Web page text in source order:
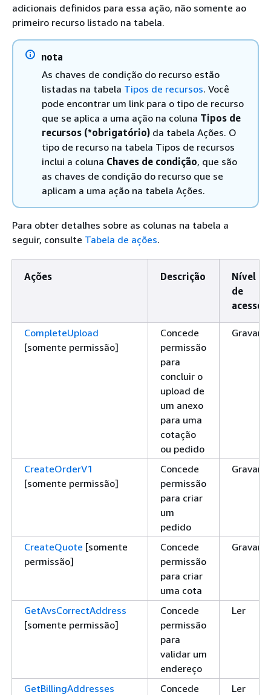
adicionais definidos para essa ação, não somente ao
primeiro recurso listado na tabela.
nota
As chaves de condição do recurso estão
listadas na tabela Tipos de recursos. Você
pode encontrar um link para o tipo de recurso
que se aplica a uma ação na coluna Tipos de
recursos (*obrigatório) da tabela Ações. O
tipo de recurso na tabela Tipos de recursos
inclui a coluna Chaves de condição, que são
as chaves de condição do recurso que se
aplicam a uma ação na tabela Ações.
Para obter detalhes sobre as colunas na tabela a
seguir, consulte Tabela de ações.
Ações Descrição
Nível
de
acesso
CompleteUpload
[somente permissão]
Concede
permissão
para
concluir o
upload de
um anexo
para uma
cotação
ou pedido
Gravar
CreateOrderV1
[somente permissão]
Concede
permissão
para criar
um
pedido
Gravar
CreateQuote [somente
permissão]
Concede
permissão
para criar
uma cota
Gravar
GetAvsCorrectAddress
[somente permissão]
Concede
permissão
para
validar um
endereço
Ler
GetBillingAddresses
Concede
Ler